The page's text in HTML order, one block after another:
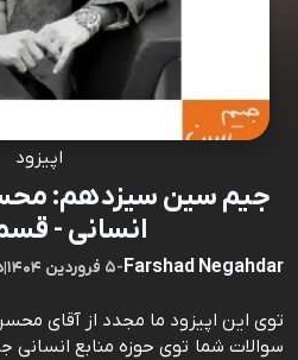
اپیزود
جیم سین سیزدهم:
انسانی -
Farshad Negahdar
-۵ فروردین ۱۴۰۴ |
توی این اپیزود ما مجدد از آقای
سوالات شما توی حوزه منابع انسانی